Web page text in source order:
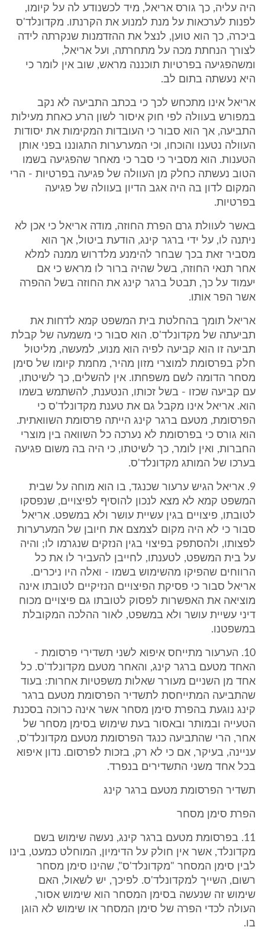
היה עליה, כך גורס אריאל, מיד לכשנודע לה על קיומו,
לפנות לערכאות על מנת למנוע את הקרנתו. מקדונלד'ס
ביכרה, כך הוא טוען, לנצל את ההזדמנות שנקרתה לידה
לצורך הנחתת מכה על מתחרתה, ועל אריאל,
ומשהפגיעה בפרטיות תוכננה מראש, שוב אין לומר כי
היא נעשתה בתום לב.
אריאל אינו מתכחש לכך כי בכתב התביעה לא נקב
במפורש בעוולה לפי חוק איסור לשון הרע כאחת מעילות
התביעה, אך הוא סבור כי העובדות המקימות את יסודות
העוולה נטענו והוכחו, וכי המערערות התגוננו בפני אותן
הטענות. הוא מסביר כי סבר כי מאחר שהפגיעה בשמו
הטוב נעשתה כחלק מן העוולה של פגיעה בפרטיות - הרי
המקום לדון בה היה אגב הדיון בעוולה של פגיעה
בפרטיות.
באשר לעוולת גרם הפרת החוזה, מודה אריאל כי אכן לא
ניתנה לו, על ידי ברגר קינג, הודעת ביטול, אך הוא
מסביר זאת בכך שבחר להימנע מלדרוש ממנה למלא
אחר תנאי החוזה, בשל שהיה ברור לו מראש כי אם
יעמוד על כך, תבטל ברגר קינג את החוזה בשל ההפרה
אשר הפר אותו.
אריאל תומך בהחלטת בית המשפט קמא לדחות את
תביעתה של מקדונלד'ס. הוא סבור כי משמעה של קבלת
תביעה זו הוא קביעה לפיה הוא מנוע, למעשה, מליטול
חלק בפרסומת למוצרי מזון מהיר, מחמת קיומו של סימן
מסחר הדומה לשם משפחתו. אין להשלים, כך לשיטתו,
עם קביעה שכזו - בשל זכותו, הנטענת, להשתמש בשמו
הוא. אריאל אינו מקבל גם את טענת מקדונלד'ס כי
הפרסומת, מטעם ברגר קינג הייתה פרסומת השוואתית.
הוא גורס כי בפרסומת לא נערכה כל השוואה בין מוצרי
החברות, ואין לומר, כך לשיטתו, כי היה בה משום פגיעה
בערכו של המותג מקדונלד'ס.
9. אריאל הגיש ערעור שכנגד, בו הוא מוחה על שבית
המשפט קמא לא מצא לנכון להוסיף לפיצויים, שנפסקו
לטובתו, פיצויים בגין עשיית עושר ולא במשפט. אריאל
סבור כי לא היה מקום לצמצם את חיובן של המערערות
לפצותו, ולהסתפק בפיצוי בגין הנזקים שנגרמו לו; והיה
על בית המשפט, לטענתו, לחייבן להעביר לו את כל
הרווחים שהפיקו מהשימוש בשמו - ואלה היו ניכרים.
אריאל סבור כי פסיקת הפיצויים הנזיקיים לטובתו אינה
מוציאה את האפשרות לפסוק לטובתו גם פיצויים מכוח
דיני עשיית עושר ולא במשפט, לאור ההלכה המקובלת
במשפטנו.
10. הערעור מתייחס איפוא לשני תשדירי פרסומת -
האחד מטעם ברגר קינג, והאחר מטעם מקדונלד'ס. כל
אחד מן השניים מעורר שאלות משפטיות אחרות: בעוד
שהתביעה המתייחסת לתשדיר הפרסומת מטעם ברגר
קינג נוגעת בהפרת סימן מסחר אשר אינה כרוכה בסכנת
הטעייה ובמותר ובאסור בעת שימוש בסימן מסחר של
אחר, הרי שהתביעה כנגד הפרסומת מטעם מקדונלד'ס,
עניינה, בעיקר, אם כי לא רק, בזכות לפרסום. נדון איפוא
בכל אחד משני התשדירים בנפרד.
תשדיר הפרסומת מטעם ברגר קינג
הפרת סימן מסחר
11. בפרסומת מטעם ברגר קינג, נעשה שימוש בשם
מקדונלד, אשר אין חולק על הדימיון, המוחלט כמעט, בינו
לבין סימן המסחר "מקדונלד'ס", שהינו סימן מסחר
רשום, השייך למקדונלד'ס. לפיכך, יש לשאול, האם
שימוש זה שנעשה בסימן המסחר הוא שימוש אסור,
העולה לכדי הפרה של סימן המסחר או שימוש לא הוגן
בו.